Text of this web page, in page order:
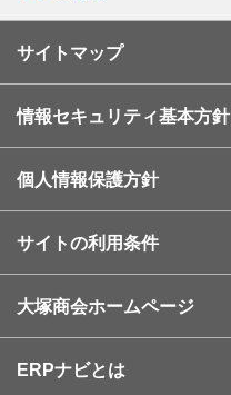
サイトマップ
情報セキュリティ基本方針
個人情報保護方針
サイトの利用条件
大塚商会ホームページ
ERPナビとは